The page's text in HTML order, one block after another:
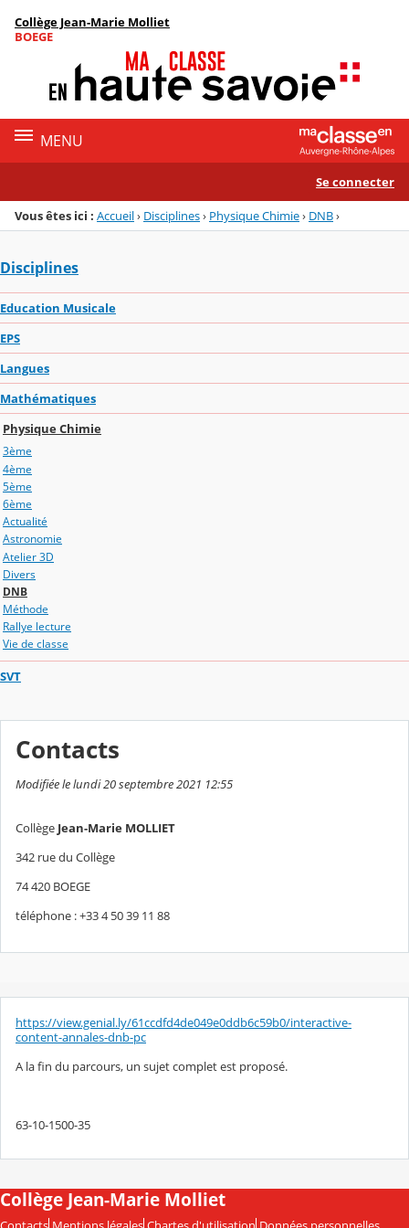
Menu de la rubrique
Contenu
Collège Jean-Marie Molliet
BOEGE
MENU
Se connecter
Vous êtes ici : Accueil› Disciplines› Physique Chimie› DNB›
Disciplines
Education Musicale
EPS
Langues
Mathématiques
Physique Chimie
3ème
4ème
5ème
6ème
Actualité
Astronomie
Atelier 3D
Divers
DNB
Méthode
Rallye lecture
Vie de classe
SVT
Contacts
Modifiée le lundi 20 septembre 2021 12:55
Collège Jean-Marie MOLLIET
342 rue du Collège
74 420 BOEGE
téléphone : +33 4 50 39 11 88
https://view.genial.ly/61ccdfd4de049e0ddb6c59b0/interactive-
content-annales-dnb-pc
A la fin du parcours, un sujet complet est proposé.
63-10-1500-35
Collège Jean-Marie Molliet